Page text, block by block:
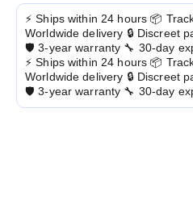
⚡ Ships within 24 hours📦
Worldwide delivery 🔒 Discreet
🛡️ 3-year warranty 🔧 30-day
⚡ Ships within 24 hours📦
Worldwide delivery 🔒 Discreet
🛡️ 3-year warranty 🔧 30-day